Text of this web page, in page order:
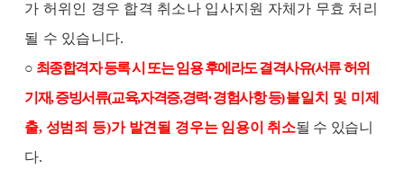
가 허위인 경우 합격 취소나 입사지원 자체가 무효 처리
될 수 있습니다.
○ 최종합격자 등록 시 또는 임용 후에라도 결격사유(서류 허위
기재,증빙서류(교육,자격증,경력∙경험사항 등)불일치 및 미제
출, 성범죄 등)가 발견될 경우는 임용이 취소될 수 있습니
다.